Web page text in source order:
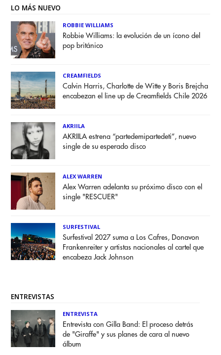
LO MÁS NUEVO
ROBBIE WILLIAMS
Robbie Williams: la evolución de un ícono del
pop británico
CREAMFIELDS
Calvin Harris, Charlotte de Witte y Boris Brejcha
encabezan el line up de Creamfields Chile 2026
AKRIILA
AKRIILA estrena “partedemipartedeti”, nuevo
single de su esperado disco
ALEX WARREN
Alex Warren adelanta su próximo disco con el
single "RESCUER"
SURFESTIVAL
Surfestival 2027 suma a Los Cafres, Donavon
Frankenreiter y artistas nacionales al cartel que
encabeza Jack Johnson
ENTREVISTAS
ENTREVISTA
Entrevista con Gilla Band: El proceso detrás
de "Giraffe" y sus planes de cara al nuevo
álbum